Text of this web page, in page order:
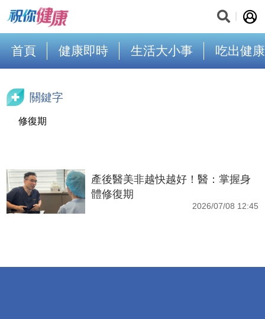
首頁 健康即時 生活大小事 吃出健康
關鍵字
修復期
產後醫美非越快越好！醫：掌握身
體修復期
2026/07/08 12:45